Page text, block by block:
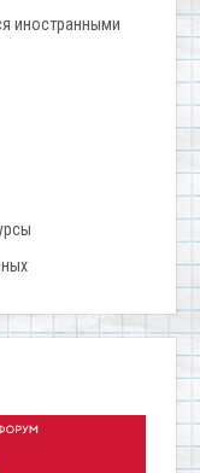
иностранными